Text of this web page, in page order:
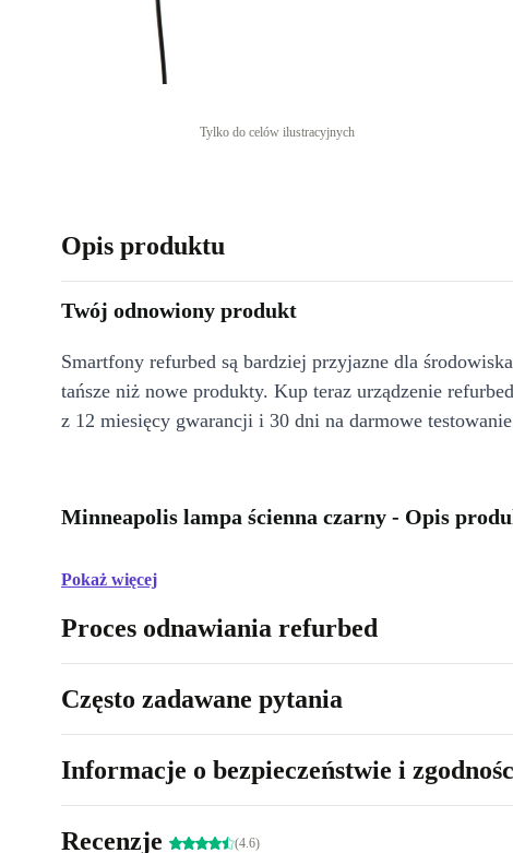
Tylko do celów ilustracyjnych
Opis produktu
Twój odnowiony produkt
Smartfony refurbed są bardziej przyjazne dla
tańsze niż nowe produkty. Kup teraz urządzenie
z 12 miesięcy gwarancji i 30 dni na darmowe
Minneapolis lampa ścienna czarny - Opis
Pokaż więcej
Proces odnawiania refurbed
Często zadawane pytania
Informacje o bezpieczeństwie i
Recenzje (4.6)